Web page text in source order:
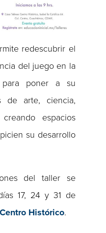
redescubrir el
del juego en la
poner a su
de arte, ciencia,
espacios
su desarrollo
del taller se
17, 24 y 31 de
Histórico.